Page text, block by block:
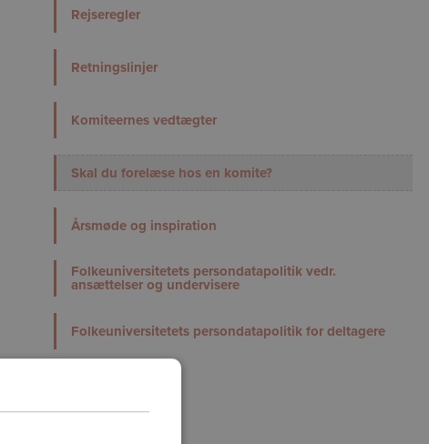
Rejseregler
Retningslinjer
Komiteernes vedtægter
Skal du forelæse hos en komite?
Årsmøde og inspiration
Folkeuniversitetets persondatapolitik vedr.
ansættelser og undervisere
Folkeuniversitetets persondatapolitik for deltagere